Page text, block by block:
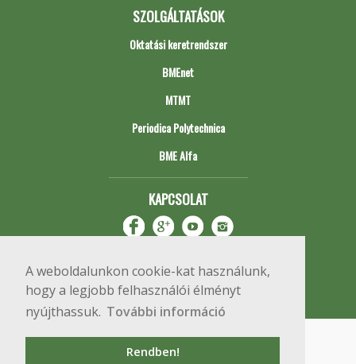
A weboldalunkon cookie-kat használunk,
hogy a legjobb felhasználói élményt
nyújthassuk. További információ
Rendben!
SZOLGÁLTATÁSOK
Oktatási keretrendszer
BMEnet
MTMT
Periodica Polytechnica
BME Alfa
KAPCSOLAT
Copyright © 2020 BME Építőmérnöki Kar
1111 Budapest, Műegyetem rkp. 3.